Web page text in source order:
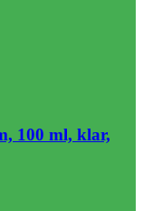
100 ml, klar,